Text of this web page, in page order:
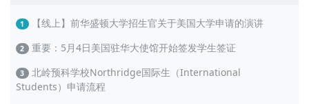
1 【线上】前华盛顿大学招生官关于美国大学申请的演讲
2 重要：5月4日美国驻华大使馆开始签发学生签证
3 北岭预科学校Northridge国际生（International
Students）申请流程